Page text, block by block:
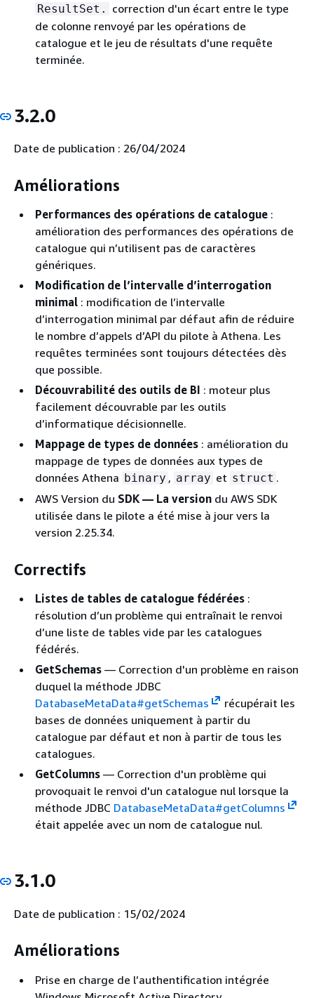
ResultSet.
correction d'un écart entre le type
de colonne renvoyé par les opérations de
catalogue et le jeu de résultats d'une requête
terminée.
3.2.0
Date de publication : 26/04/2024
Améliorations
Performances des opérations de catalogue :
amélioration des performances des opérations de
catalogue qui n’utilisent pas de caractères
génériques.
Modification de l’intervalle d’interrogation
minimal : modification de l’intervalle
d’interrogation minimal par défaut afin de réduire
le nombre d’appels d’API du pilote à Athena. Les
requêtes terminées sont toujours détectées dès
que possible.
Découvrabilité des outils de BI : moteur plus
facilement découvrable par les outils
d’informatique décisionnelle.
Mappage de types de données : amélioration du
mappage de types de données aux types de
données Athena binary , array et struct .
AWS Version du SDK — La version du AWS SDK
utilisée dans le pilote a été mise à jour vers la
version 2.25.34.
Correctifs
Listes de tables de catalogue fédérées :
résolution d’un problème qui entraînait le renvoi
d’une liste de tables vide par les catalogues
fédérés.
GetSchemas — Correction d'un problème en raison
duquel la méthode JDBC
DatabaseMetaData#getSchemas
récupérait les
bases de données uniquement à partir du
catalogue par défaut et non à partir de tous les
catalogues.
GetColumns — Correction d'un problème qui
provoquait le renvoi d'un catalogue nul lorsque la
méthode JDBC DatabaseMetaData#getColumns
était appelée avec un nom de catalogue nul.
3.1.0
Date de publication : 15/02/2024
Améliorations
Prise en charge de l’authentification intégrée